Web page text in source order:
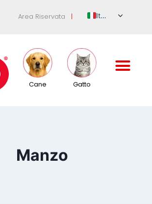
Area Riservata |
Italian
French
Cane Gatto
Manzo